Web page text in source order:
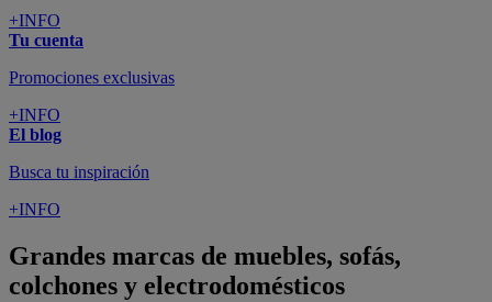
+INFO
Tu cuenta
Promociones exclusivas
+INFO
El blog
Busca tu inspiración
+INFO
Grandes marcas de muebles, sofás,
colchones y electrodomésticos